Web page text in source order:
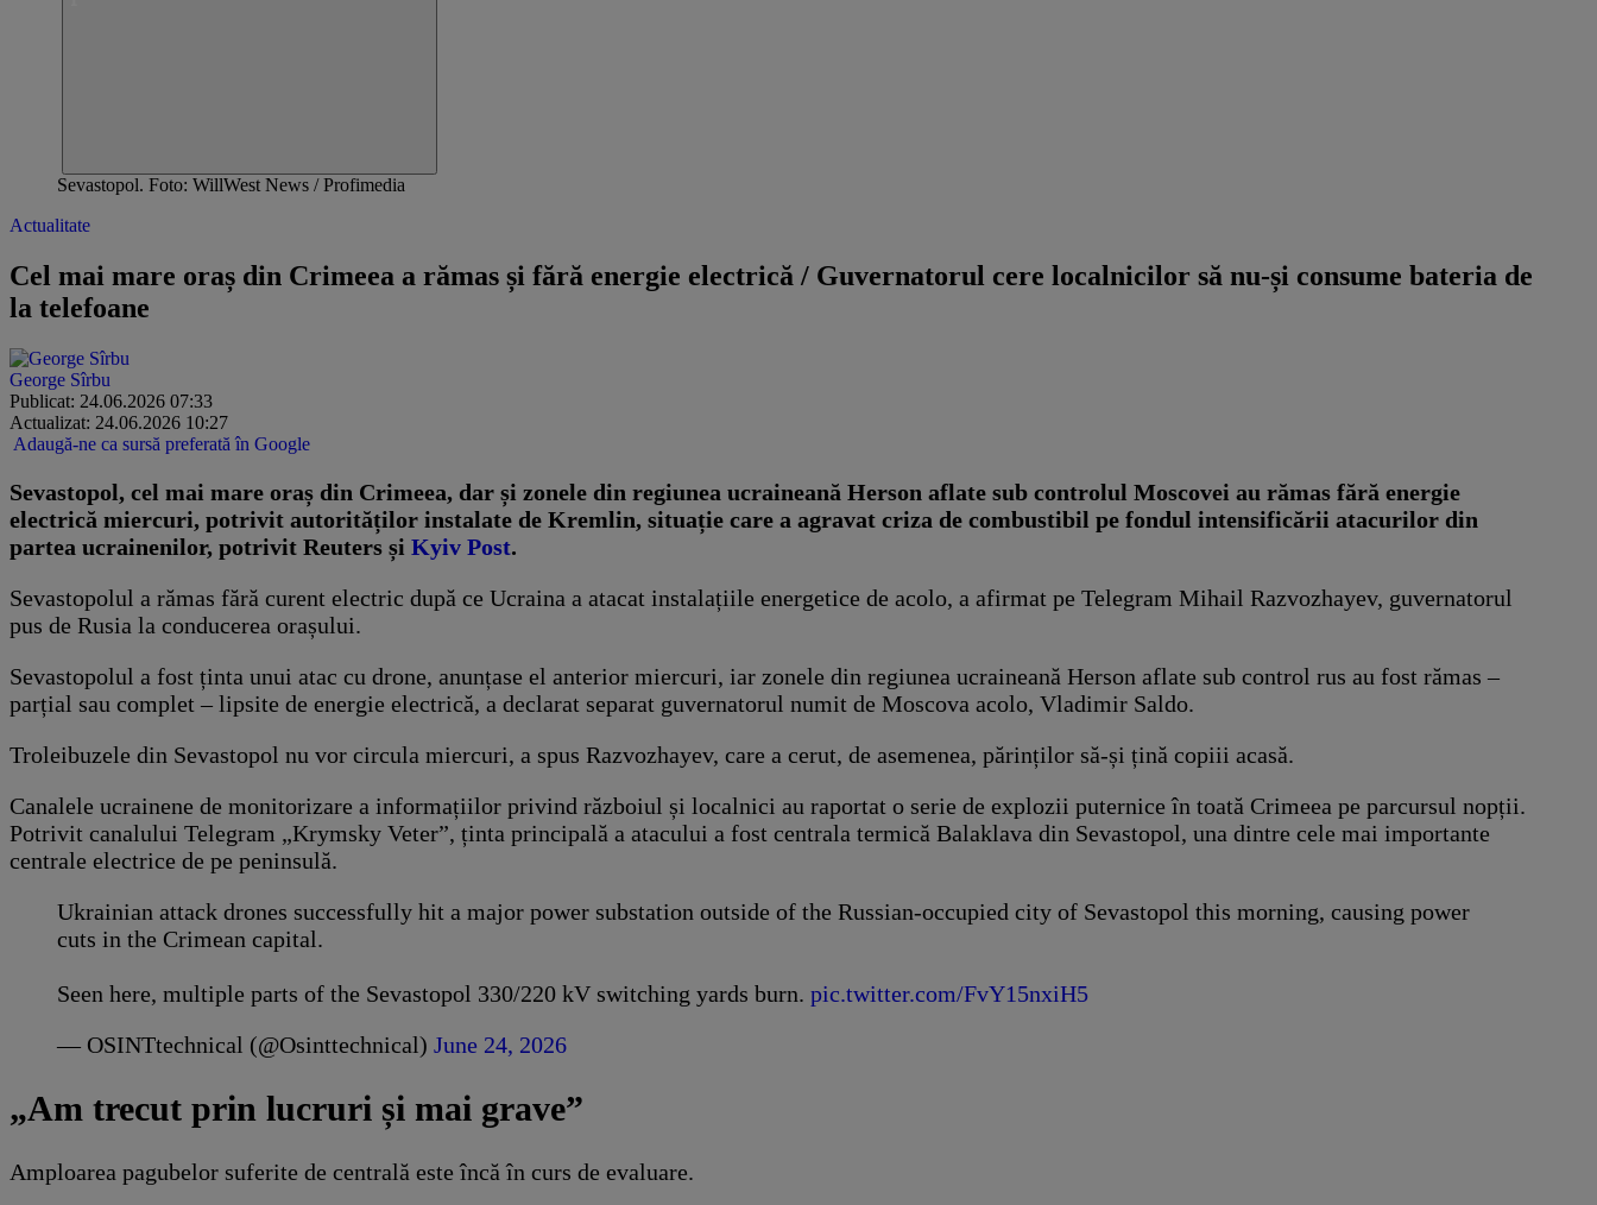
Sevastopol. Foto: WillWest News / Profimedia
Actualitate
Cel mai mare oraș din Crimeea a rămas și fără energie electrică / Guvernatorul cere localnicilor să nu-și consume bateria de
la telefoane
George Sîrbu
Publicat: 24.06.2026 07:33
Actualizat: 24.06.2026 10:27
Adaugă-ne ca sursă preferată în Google
Sevastopol, cel mai mare oraș din Crimeea, dar și zonele din regiunea ucraineană Herson aflate sub controlul Moscovei au rămas fără energie
electrică miercuri, potrivit autorităților instalate de Kremlin, situație care a agravat criza de combustibil pe fondul intensificării atacurilor din
partea ucrainenilor, potrivit Reuters și Kyiv Post.
Sevastopolul a rămas fără curent electric după ce Ucraina a atacat instalațiile energetice de acolo, a afirmat pe Telegram Mihail Razvozhayev, guvernatorul
pus de Rusia la conducerea orașului.
Sevastopolul a fost ținta unui atac cu drone, anunțase el anterior miercuri, iar zonele din regiunea ucraineană Herson aflate sub control rus au fost rămas –
parțial sau complet – lipsite de energie electrică, a declarat separat guvernatorul numit de Moscova acolo, Vladimir Saldo.
Troleibuzele din Sevastopol nu vor circula miercuri, a spus Razvozhayev, care a cerut, de asemenea, părinților să-și țină copiii acasă.
Canalele ucrainene de monitorizare a informațiilor privind războiul și localnici au raportat o serie de explozii puternice în toată Crimeea pe parcursul nopții.
Potrivit canalului Telegram „Krymsky Veter”, ținta principală a atacului a fost centrala termică Balaklava din Sevastopol, una dintre cele mai importante
centrale electrice de pe peninsulă.
Ukrainian attack drones successfully hit a major power substation outside of the Russian-occupied city of Sevastopol this morning, causing power
cuts in the Crimean capital.
Seen here, multiple parts of the Sevastopol 330/220 kV switching yards burn. pic.twitter.com/FvY15nxiH5
— OSINTtechnical (@Osinttechnical) June 24, 2026
„Am trecut prin lucruri și mai grave”
Amploarea pagubelor suferite de centrală este încă în curs de evaluare.